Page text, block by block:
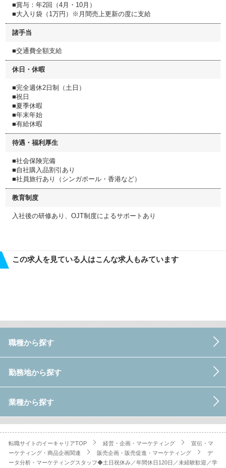
■賞与：年2回（4月・10月）
■大入り袋（1万円）※月間売上更新の度に支給
諸手当
■交通費全額支給
休日・休暇
■完全週休2日制（土日）
■祝日
■夏季休暇
■年末年始
■有給休暇
待遇・福利厚生
■社会保険完備
■自社購入品割引あり
■社員旅行あり（シンガポール・香港など）
教育制度
入社後の研修あり、OJT制度によるサポートあり
この求人を見ている人はこんな求人もみています
職種から探す
勤務地から探す
業種から探す
転職サイトのイーキャリアTOP 経営・企画・マーケティング
宣伝・マ
ーケティング・商品企画関連
販売企画・販売促進・マーケティング
デ
ータ分析・マーケティングスタッフ◆土日祝休み／年間休日120日／未経験歓迎／学